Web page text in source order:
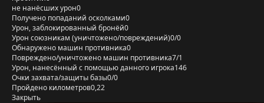
не нанёсших урон0
Получено попаданий осколками0
Урон, заблокированный бронёй0
Урон союзникам (уничтожено/повреждений)0/0
Обнаружено машин противника0
Повреждено/уничтожено машин противника7/1
Урон, нанесённый с помощью данного игрока146
Очки захвата/защиты базы0/0
Пройдено километров0,22
Закрыть